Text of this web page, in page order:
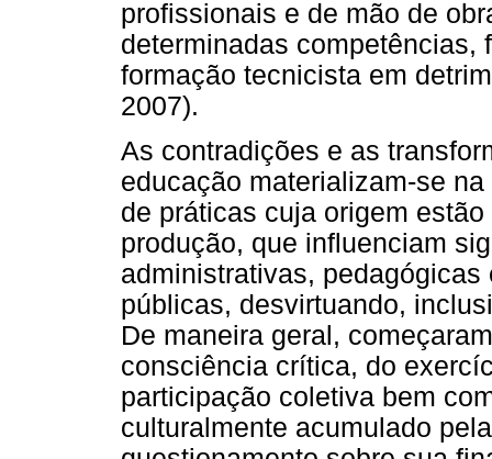
profissionais e de mão de
determinadas competências,
formação tecnicista em
2007).
As contradições e as
educação materializam-se
de práticas cuja origem
produção, que influenciam
administrativas,
públicas, desvirtuando,
De maneira geral,
consciência crítica, do
participação coletiva bem
culturalmente acumulado